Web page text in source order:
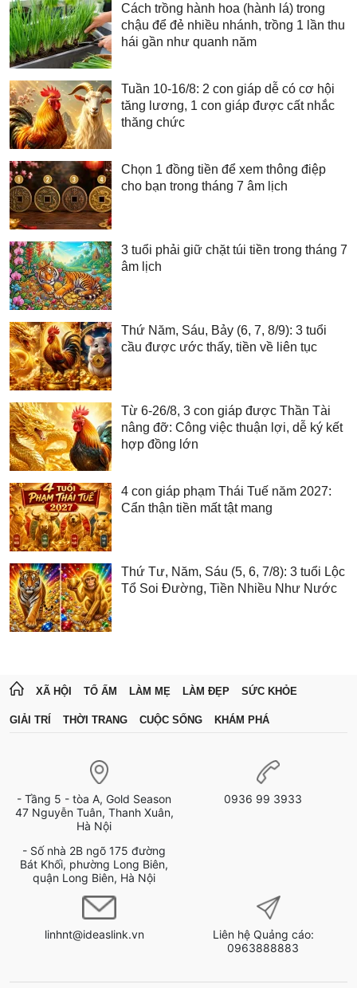
Cách trồng hành hoa (hành lá) trong
chậu để đẻ nhiều nhánh, trồng 1 lần thu
hái gần như quanh năm
Tuần 10-16/8: 2 con giáp dễ có cơ hội
tăng lương, 1 con giáp được cất nhắc
thăng chức
Chọn 1 đồng tiền để xem thông điệp
cho bạn trong tháng 7 âm lịch
3 tuổi phải giữ chặt túi tiền trong tháng 7
âm lịch
Thứ Năm, Sáu, Bảy (6, 7, 8/9): 3 tuổi
cầu được ước thấy, tiền về liên tục
Từ 6-26/8, 3 con giáp được Thần Tài
nâng đỡ: Công việc thuận lợi, dễ ký kết
hợp đồng lớn
4 con giáp phạm Thái Tuế năm 2027:
Cẩn thận tiền mất tật mang
Thứ Tư, Năm, Sáu (5, 6, 7/8): 3 tuổi Lộc
Tổ Soi Đường, Tiền Nhiều Như Nước
XÃ HỘI TỔ ẤM LÀM MẸ LÀM ĐẸP SỨC KHỎE
GIẢI TRÍ THỜI TRANG CUỘC SỐNG KHÁM PHÁ
- Tầng 5 - tòa A, Gold Season
47 Nguyễn Tuân, Thanh Xuân,
Hà Nội
- Số nhà 2B ngõ 175 đường
Bát Khối, phường Long Biên,
quận Long Biên, Hà Nội
0936 99 3933
linhnt@ideaslink.vn
Liên hệ Quảng cáo:
0963888883